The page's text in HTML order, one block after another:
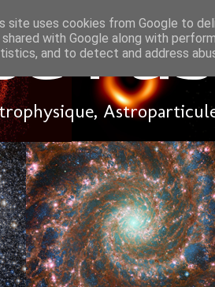
site uses cookies from Google to
shared with Google along with
and to detect and address